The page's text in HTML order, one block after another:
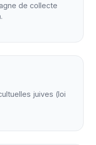
de collecte
juives (loi